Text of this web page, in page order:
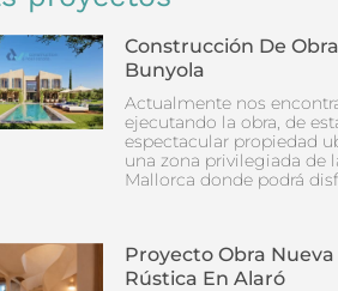
Construcción De
Bunyola
Actualmente nos
ejecutando la obra, de
espectacular propiedad
una zona privilegiada de
Mallorca donde podrá
Proyecto Obra Nueva
Rústica En Alaró